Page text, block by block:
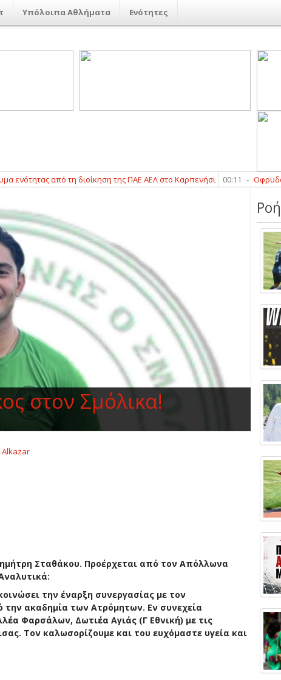
Υπόλοιπα Αθλήματα Ενότητες
από τη διοίκηση της ΠΑΕ ΑΕΛ στο Καρπενήσι 00:11 -
στον Σμόλικα!
Σταθάκου. Προέρχεται από τον Απόλλωνα
την έναρξη συνεργασίας με τον
ακαδημία των Ατρόμητων. Εν συνεχεία
Φαρσάλων, Δωτιέα Αγιάς (Γ Εθνική) με τις
Τον καλωσορίζουμε και του ευχόμαστε υγεία και